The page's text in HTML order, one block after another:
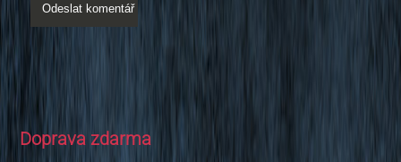
Doprava zdarma